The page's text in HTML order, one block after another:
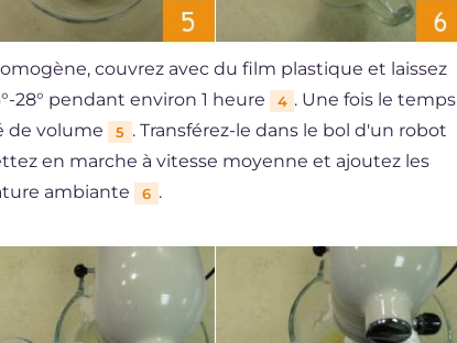
couvrez avec du film plastique et laissez
28° pendant environ 1 heure
4 . Une fois le temps
de volume
5 . Transférez-le dans le bol d'un robot
en marche à vitesse moyenne et ajoutez les
ambiante
6 .